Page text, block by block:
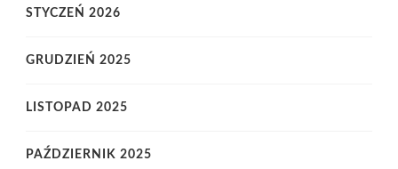
STYCZEŃ 2026
GRUDZIEŃ 2025
LISTOPAD 2025
PAŹDZIERNIK 2025